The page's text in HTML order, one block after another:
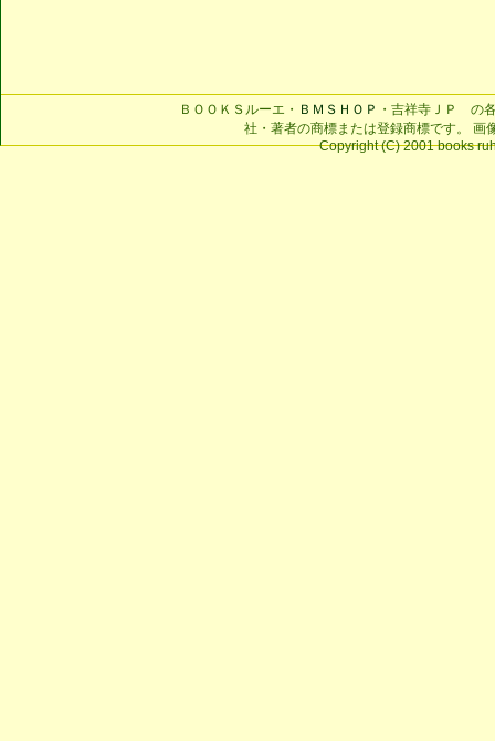
ＢＯＯＫＳルーエ・ ＢＭＳＨＯＰ ・吉祥寺ＪＰ の
社・著者の商標または登録商標です。 画
Copyright (C) 2001 books